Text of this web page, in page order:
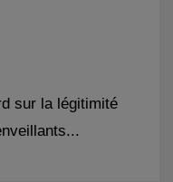
sur la légitimité